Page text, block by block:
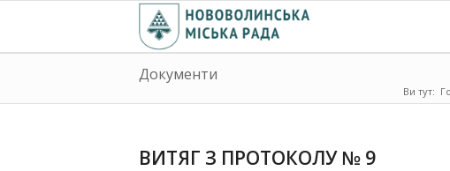
Документи
Ви тут:
ВИТЯГ З ПРОТОКОЛУ № 9